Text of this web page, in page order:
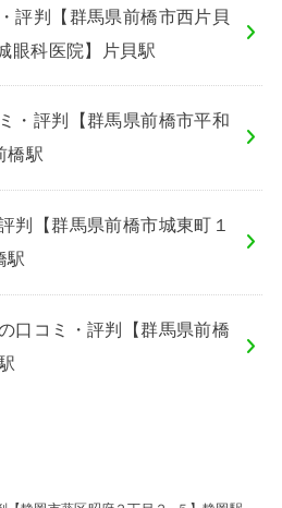
評判【群馬県前橋市西片貝
眼科医院】片貝駅
・評判【群馬県前橋市平和
橋駅
判【群馬県前橋市城東町１
駅
口コミ・評判【群馬県前橋